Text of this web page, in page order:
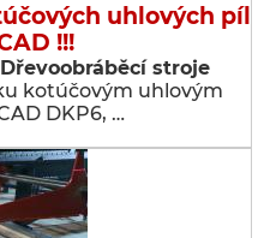
uhlových píl
!!!
stroje
kotúčovým uhlovým
DKP6, …